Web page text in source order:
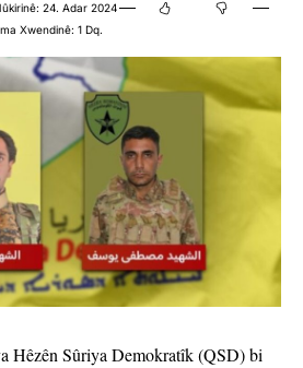
24. Adar 2024
Xwendinê: 1 Dq.
Hêzên Sûriya Demokratîk (QSD) bi